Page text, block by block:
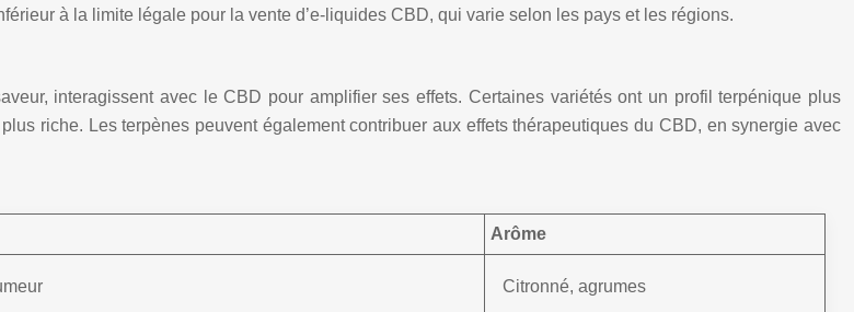
à la limite légale pour la vente d’e-liquides CBD, qui varie selon les pays et les régions.
interagissent avec le CBD pour amplifier ses effets. Certaines variétés ont un profil terpénique plus
riche. Les terpènes peuvent également contribuer aux effets thérapeutiques du CBD, en synergie avec
Arôme
Citronné, agrumes